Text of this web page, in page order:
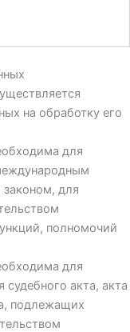
на обработку его
для
для
полномочий
для
акта, акта
подлежащих